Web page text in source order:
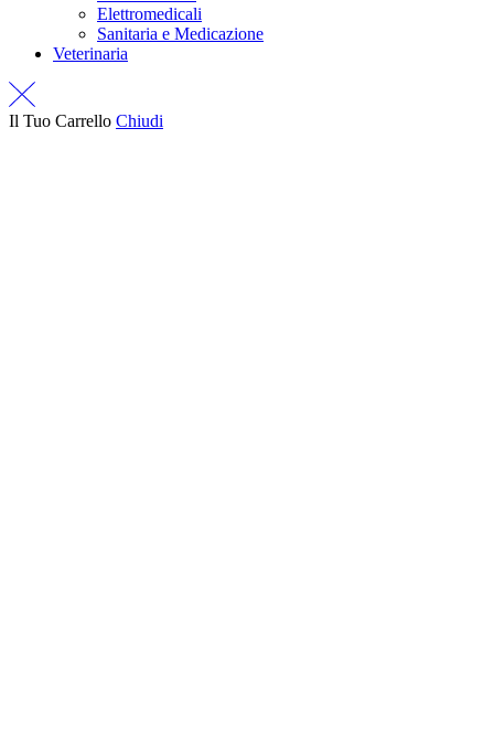
Elettromedicali
Sanitaria e Medicazione
Veterinaria
Il Tuo Carrello Chiudi